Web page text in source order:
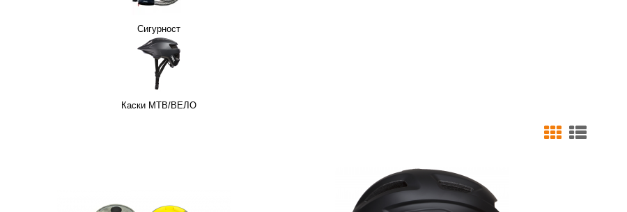
Сигурност
Каски MTB/ВЕЛО